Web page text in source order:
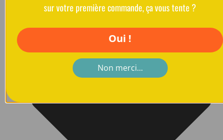
sur votre première commande, ça vous tente ?
Oui !
Non merci...